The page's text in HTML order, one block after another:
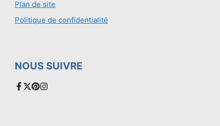
Plan de site
Politique de confidentialité
NOUS SUIVRE